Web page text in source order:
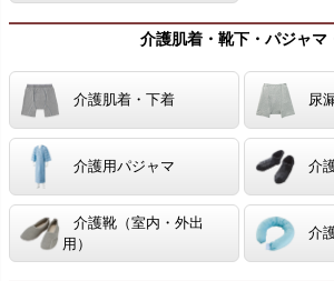
介護肌着・靴下・パジャマ
介護肌着・下着 尿
介護用パジャマ 介
介護靴（室内・外出
用）
介